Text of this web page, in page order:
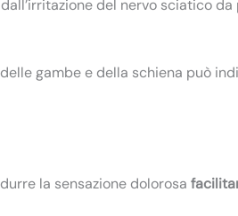
del nervo sciatico
gambe e della schiena può
la sensazione dolorosa